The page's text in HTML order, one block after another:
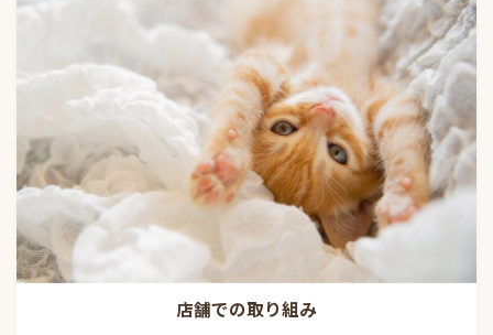
店舗での取り組み